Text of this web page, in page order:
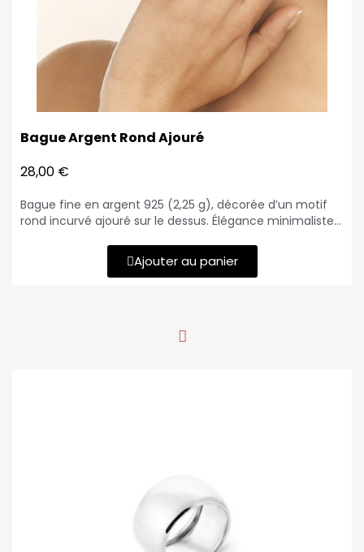
Bague Argent Rond Ajouré
28,00 €
Bague fine en argent 925 (2,25 g), décorée d’un motif
rond incurvé ajouré sur le dessus. Élégance minimaliste
Ajouter au panier